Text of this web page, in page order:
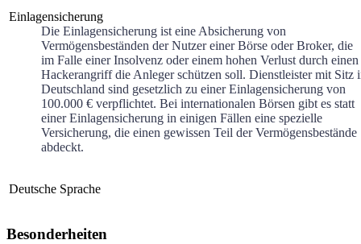
Einlagensicherung
Die Einlagensicherung ist eine Absicherung von
Vermögensbeständen der Nutzer einer Börse oder Broker, die
im Falle einer Insolvenz oder einem hohen Verlust durch einen
Hackerangriff die Anleger schützen soll. Dienstleister mit Sitz
Deutschland sind gesetzlich zu einer Einlagensicherung von
100.000 € verpflichtet. Bei internationalen Börsen gibt es statt
einer Einlagensicherung in einigen Fällen eine spezielle
Versicherung, die einen gewissen Teil der Vermögensbestände
abdeckt.
Deutsche Sprache
Besonderheiten